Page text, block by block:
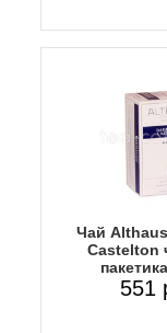
Чай
Castelton
551